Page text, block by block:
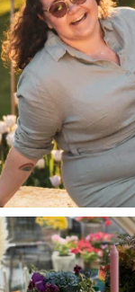
linliving
Jul 5